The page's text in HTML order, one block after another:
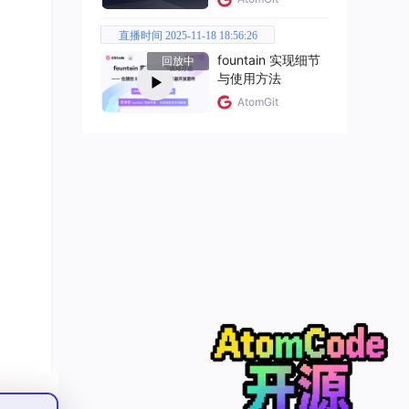
上
直播时间 2025-11-18 18:56:26
回放中
fountain 实现细节
与使用方法
AtomGit